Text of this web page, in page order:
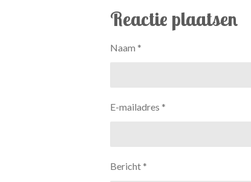
e
n
e
Reactie plaatsen
Naam *
E-mailadres *
Bericht *